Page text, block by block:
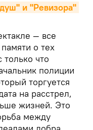
и "Ревизора"
— все
о тех
что
полиции
торгуется
на расстрел,
жизней. Это
между